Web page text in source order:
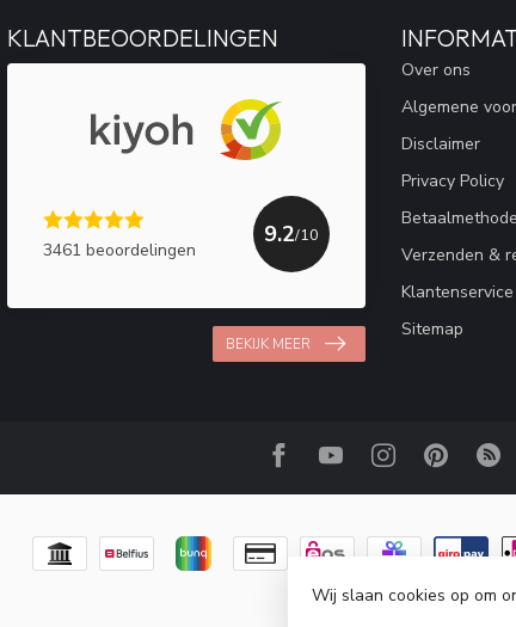
KLANTBEOORDELINGEN
3461 beoordelingen
9.2/10
BEKIJK MEER
Over ons
Algemene
Disclaimer
Privacy Policy
Verzenden &
Klantenservice
Sitemap
© Copyright 2026 Haakpret
Wij slaan cookies op om